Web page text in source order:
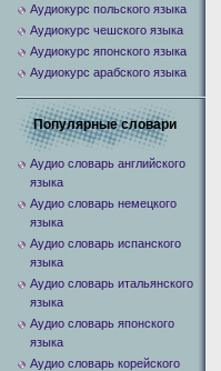
Аудиокурс польского языка
Аудиокурс чешского языка
Аудиокурс японского языка
Аудиокурс арабского языка
Популярные словари
Аудио словарь английского
языка
Аудио словарь немецкого
языка
Аудио словарь испанского
языка
Аудио словарь итальянского
языка
Аудио словарь японского
языка
Аудио словарь корейского